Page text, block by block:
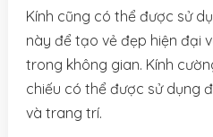
Kính cũng có thể được sử
này để tạo vẻ đẹp hiện đại
trong không gian. Kính
chiếu có thể được sử dụng
và trang trí.